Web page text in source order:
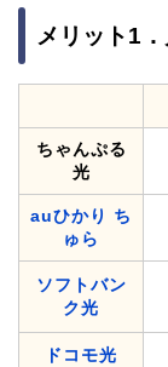
メリット1
ちゃんぷる
光
auひかり ち
ゅら
ソフトバン
ク光
ドコモ光